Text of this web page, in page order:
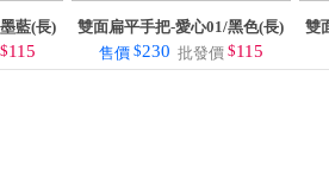
藍(長)
$115
雙面扁平手把-愛心01/黑色(長)
售價 $230 批發價 $115
雙